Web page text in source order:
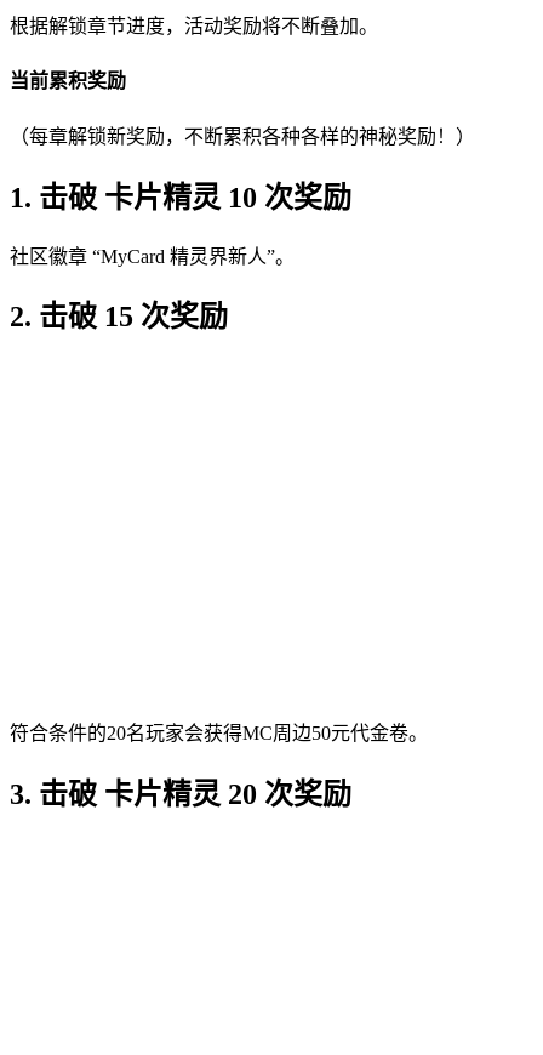
根据解锁章节进度，活动奖励将不断叠加。
当前累积奖励
（每章解锁新奖励，不断累积各种各样的神秘奖励！）
1. 击破 卡片精灵 10 次奖励
社区徽章 “MyCard 精灵界新人”。
2. 击破 15 次奖励
符合条件的20名玩家会获得MC周边50元代金卷。
3. 击破 卡片精灵 20 次奖励